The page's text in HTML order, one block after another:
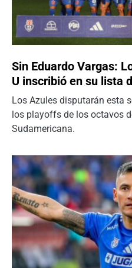
Sin Eduardo Vargas:
U inscribió en su lista
Los Azules disputarán esta
los playoffs de los octavos
Sudamericana.